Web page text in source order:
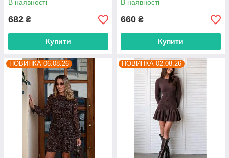
В наявності
682 ₴
Купити
В наявності
660 ₴
Купити
НОВИНКА 06.08.26 НОВИНКА 02.08.26